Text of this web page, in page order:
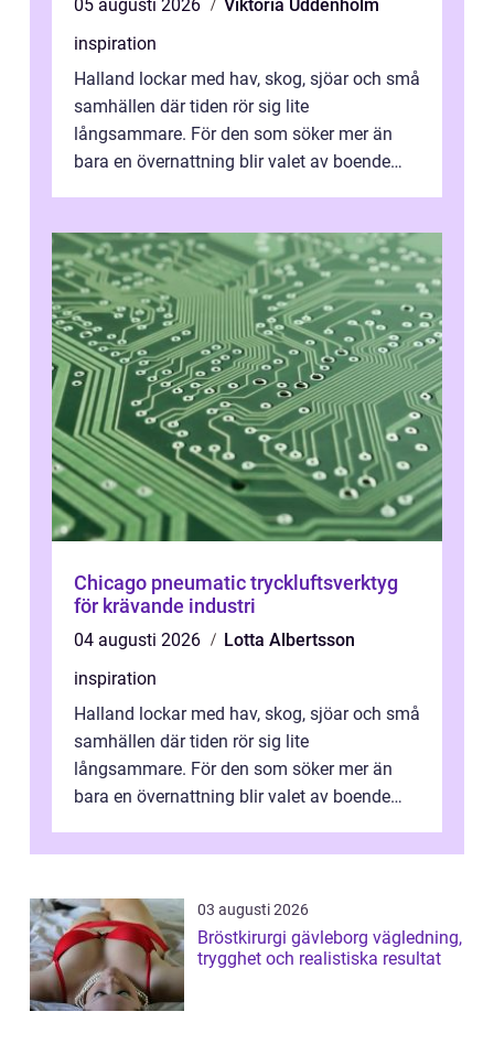
05 augusti 2026
Viktoria Uddenholm
inspiration
Halland lockar med hav, skog, sjöar och små
samhällen där tiden rör sig lite
långsammare. För den som söker mer än
bara en övernattning blir valet av boende
Chicago pneumatic tryckluftsverktyg
för krävande industri
04 augusti 2026
Lotta Albertsson
inspiration
Halland lockar med hav, skog, sjöar och små
samhällen där tiden rör sig lite
långsammare. För den som söker mer än
bara en övernattning blir valet av boende
utgå...
03 augusti 2026
Bröstkirurgi gävleborg vägledning,
trygghet och realistiska resultat